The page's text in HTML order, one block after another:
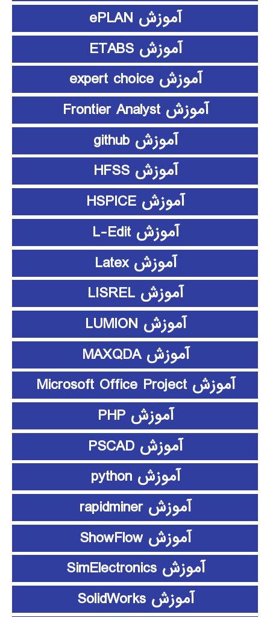
آموزش ePLAN
آموزش ETABS
آموزش expert choice
آموزش Frontier Analyst
آموزش github
آموزش HFSS
آموزش HSPICE
آموزش L-Edit
آموزش Latex
آموزش LISREL
آموزش LUMION
آموزش MAXQDA
آموزش Microsoft Office Project
آموزش PHP
آموزش PSCAD
آموزش python
آموزش rapidminer
آموزش ShowFlow
آموزش SimElectronics
آموزش SolidWorks